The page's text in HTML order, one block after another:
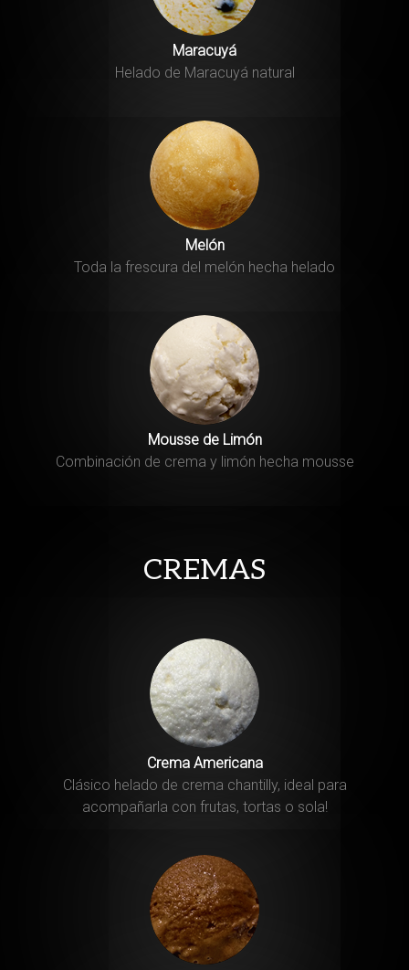
🍦
83 años en Almagro
Maracuyá
Helado de Maracuyá natural
Melón
Toda la frescura del melón hecha helado
Mousse de Limón
Combinación de crema y limón hecha mousse
CREMAS
Crema Americana
Clásico helado de crema chantilly, ideal para
acompañarla con frutas, tortas o sola!